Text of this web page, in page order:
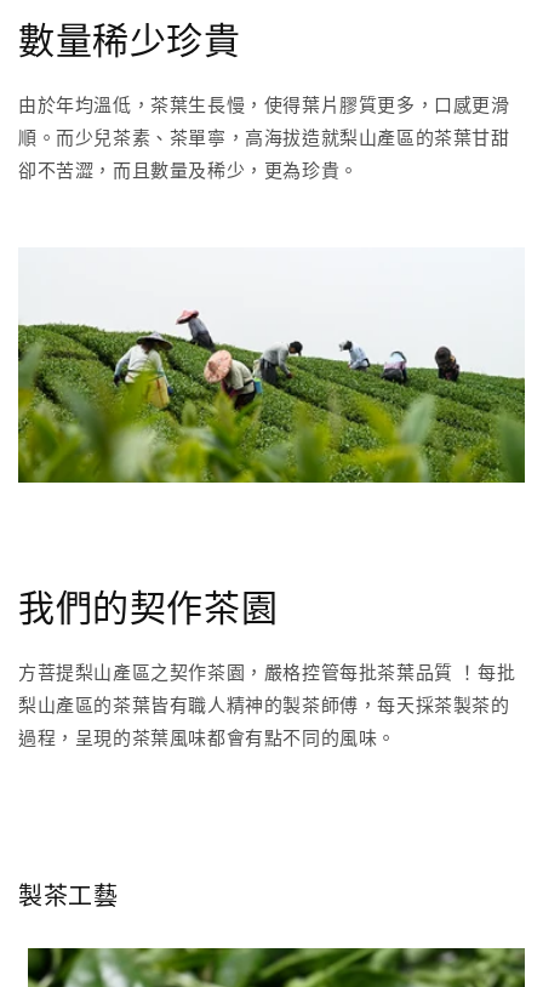
數量稀少珍貴
由於年均溫低，茶葉生長慢，使得葉片膠質更多，口感更滑
順。而少兒茶素、茶單寧，高海拔造就梨山產區的茶葉甘甜
卻不苦澀，而且數量及稀少，更為珍貴。
我們的契作茶園
方菩提梨山產區之契作茶園，嚴格控管每批茶葉品質 ！每批
梨山產區的茶葉皆有職人精神的製茶師傅，每天採茶製茶的
過程，呈現的茶葉風味都會有點不同的風味。
製茶工藝